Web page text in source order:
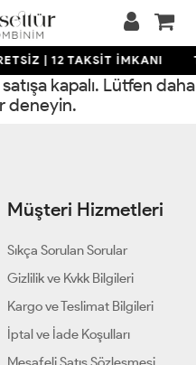
| 12 TAKSİT İMKANI
kapalı. Lütfen daha
deneyin.
Müşteri Hizmetleri
Sıkça Sorulan Sorular
Gizlilik ve Kvkk Bilgileri
Kargo ve Teslimat Bilgileri
İptal ve İade Koşulları